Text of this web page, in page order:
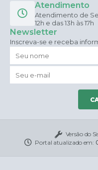
Atendimento
Atendimento de
12h e das 13h às 17h
Newsletter
Inscreva-se e receba
Versão do
Portal atualizado em: